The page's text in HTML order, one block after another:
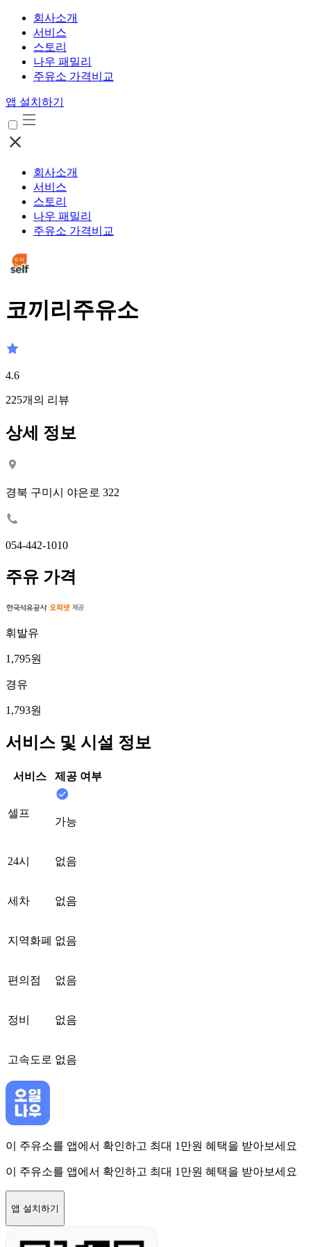
회사소개
서비스
스토리
나우 패밀리
주유소 가격비교
앱 설치하기
회사소개
서비스
스토리
나우 패밀리
주유소 가격비교
코끼리주유소
4.6
225개의 리뷰
상세 정보
경북 구미시 야은로 322
054-442-1010
주유 가격
휘발유
1,795원
경유
1,793원
서비스 및 시설 정보
서비스 제공 여부
셀프
가능
24시 없음
세차 없음
지역화폐 없음
편의점 없음
정비 없음
고속도로 없음
이 주유소를 앱에서 확인하고 최대 1만원 혜택을 받아보세요
이 주유소를 앱에서 확인하고 최대 1만원 혜택을 받아보세요
앱 설치하기